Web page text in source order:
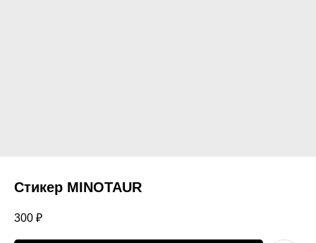
Стикер MINOTAUR
300 ₽